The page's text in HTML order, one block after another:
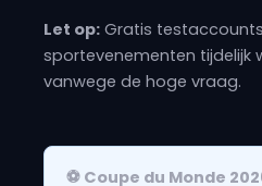
Let op: Gratis
sportevenementen tijdelijk
vanwege de hoge vraag.
⚽ Coupe du Monde